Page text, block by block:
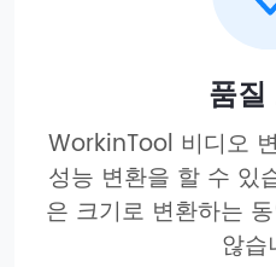
품
WorkinTool 비디오
성능 변환을 할 수 있
은 크기로 변환하는
않습